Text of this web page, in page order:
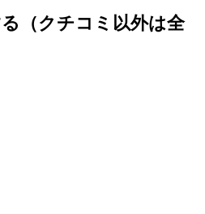
（クチコミ以外は全